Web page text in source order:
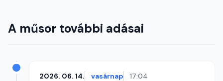
A műsor további adásai
2026. 06. 14. vasárnap 17:04